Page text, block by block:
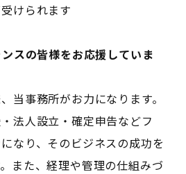
けられます
ンスの皆様をお応援していま
当事務所がお力になります。
法人設立・確定申告などフ
なり、そのビジネスの成功を
また、経理や管理の仕組みづ